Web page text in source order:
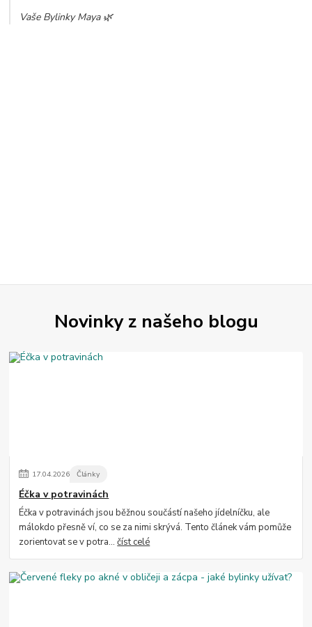
Vaše Bylinky Maya 🌿
Novinky z našeho blogu
17.04.2026 Články
Éčka v potravinách
Éčka v potravinách jsou běžnou součástí našeho jídelníčku, ale
málokdo přesně ví, co se za nimi skrývá. Tento článek vám pomůže
zorientovat se v potra...číst celé